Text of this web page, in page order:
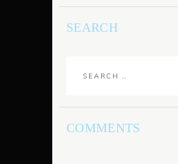
SEARCH
COMMENTS